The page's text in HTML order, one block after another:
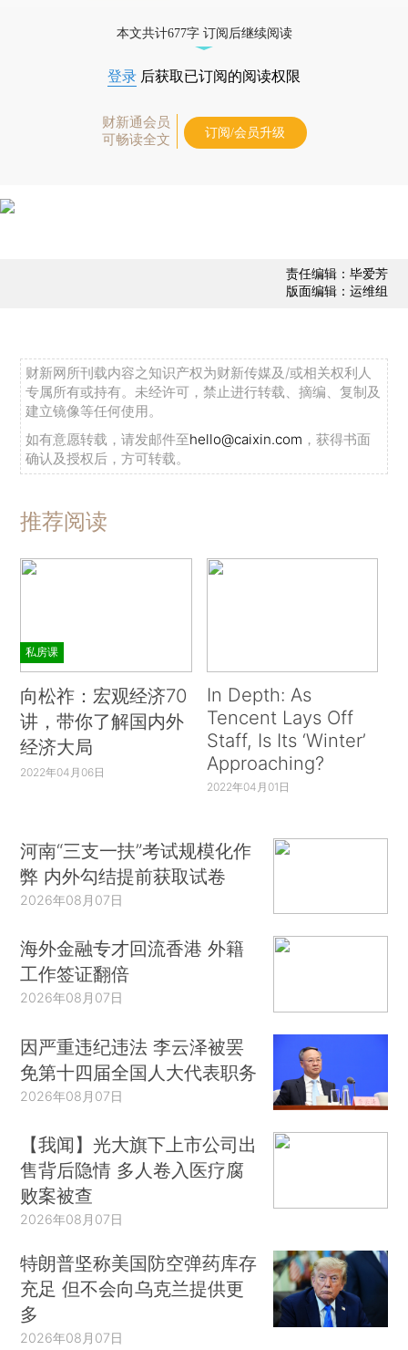
本文共计677字 订阅后继续阅读
登录 后获取已订阅的阅读权限
财新通会员
可畅读全文
订阅/会员升级
责任编辑：毕爱芳
版面编辑：运维组
财新网所刊载内容之知识产权为财新传媒及/或相关权利人
专属所有或持有。未经许可，禁止进行转载、摘编、复制及
建立镜像等任何使用。
如有意愿转载，请发邮件至hello@caixin.com ，获得书面
确认及授权后，方可转载。
推荐阅读
私房课
向松祚：宏观经济70
讲，带你了解国内外
经济大局
2022年04月06日
In Depth: As
Tencent Lays Off
Staff, Is Its ‘Winter’
Approaching?
2022年04月01日
河南“三支一扶”考试规模化作
弊 内外勾结提前获取试卷
2026年08月07日
海外金融专才回流香港 外籍
工作签证翻倍
2026年08月07日
因严重违纪违法 李云泽被罢
免第十四届全国人大代表职务
2026年08月07日
【我闻】光大旗下上市公司出
售背后隐情 多人卷入医疗腐
败案被查
2026年08月07日
特朗普坚称美国防空弹药库存
充足 但不会向乌克兰提供更
多
2026年08月07日